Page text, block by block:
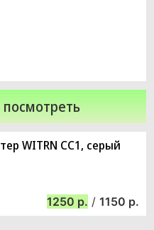
WITRN CC1, серый
1250 / 1150